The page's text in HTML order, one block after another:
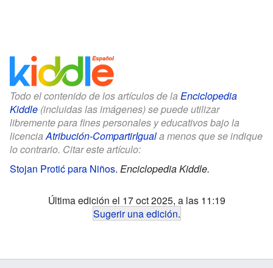
Todo el contenido de los artículos de la Enciclopedia
Kiddle (incluidas las imágenes) se puede utilizar
libremente para fines personales y educativos bajo la
licenciaAtribución-CompartirIguala menos que se indique
lo contrario. Citar este artículo:
Stojan Protić para Niños. Enciclopedia Kiddle.
Última edición el 17 oct 2025, a las 11:19
Sugerir una edición.